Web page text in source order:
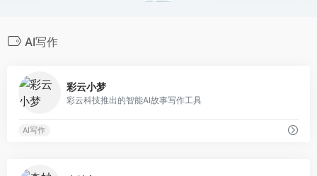
AI写作
彩云小梦
彩云科技推出的智能AI故事写作工具
AI写作